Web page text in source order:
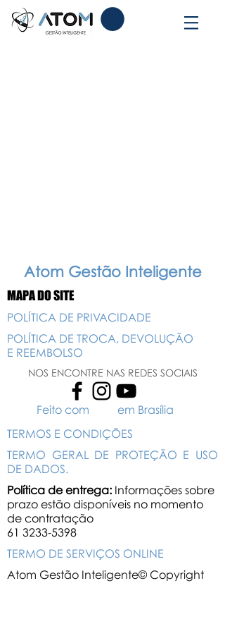
Atom Gestão Inteligente
MAPA DO SITE
POLÍTICA DE PRIVACIDADE
POLÍTICA DE TROCA, DEVOLUÇÃO
E REEMBOLSO
NOS ENCONTRE NAS REDES SOCIAIS
Feito com em Brasília
TERMOS E CONDIÇÕES
TERMO GERAL DE PROTEÇÃO E USO
DE DADOS.
Política de entrega: Informações sobre
prazo estão disponíveis no momento
de contratação
61 3233-5398
TERMO DE SERVIÇOS ONLINE
Atom Gestão Inteligente© Copyright